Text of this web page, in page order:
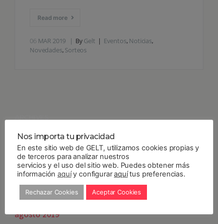
Read more
06 MAR 2019 ByGelt Eventos, Noticias,
Novedades, Sorteos
septiembre 2020
diciembre 2019
noviembre 2019
octubre 2019
septiembre 2019
agosto 2019
Nos importa tu privacidad
En este sitio web de GELT, utilizamos cookies propias y
de terceros para analizar nuestros
servicios y el uso del sitio web. Puedes obtener más
informaciónaquíy configuraraquítus preferencias.
Rechazar Cookies Aceptar Cookies